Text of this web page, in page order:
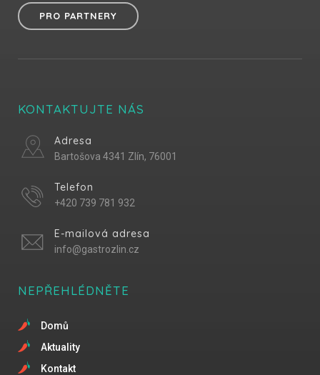
PRO PARTNERY
KONTAKTUJTE NÁS
Adresa
Bartošova 4341 Zlín, 76001
Telefon
+420 739 781 932
E-mailová adresa
info@gastrozlin.cz
NEPŘEHLÉDNĚTE
Domů
Aktuality
Kontakt